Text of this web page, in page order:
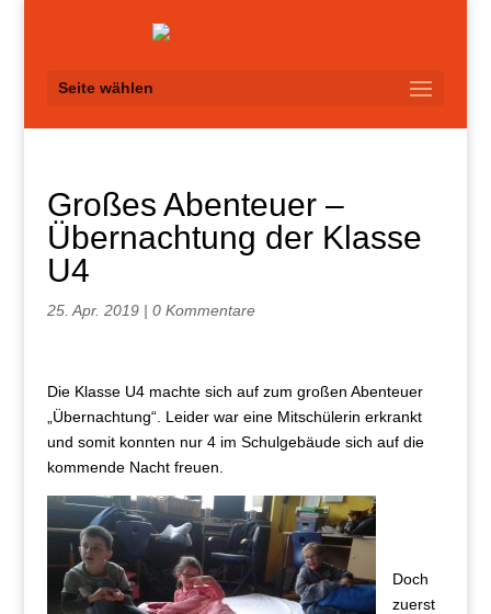
Seite wählen
Großes Abenteuer –
Übernachtung der Klasse
U4
25. Apr. 2019| 0 Kommentare
Die Klasse U4 machte sich auf zum großen Abenteuer
„Übernachtung“. Leider war eine Mitschülerin erkrankt
und somit konnten nur 4 im Schulgebäude sich auf die
kommende Nacht freuen.
Doch
zuerst